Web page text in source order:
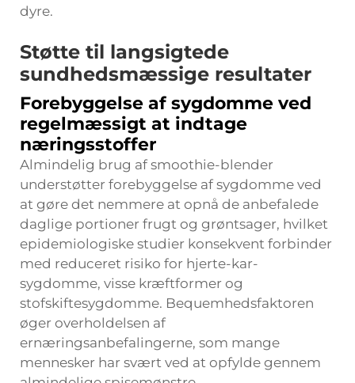
dyre.
Støtte til langsigtede
sundhedsmæssige resultater
Forebyggelse af sygdomme ved
regelmæssigt at indtage
næringsstoffer
Almindelig brug af smoothie-blender
understøtter forebyggelse af sygdomme ved
at gøre det nemmere at opnå de anbefalede
daglige portioner frugt og grøntsager, hvilket
epidemiologiske studier konsekvent forbinder
med reduceret risiko for hjerte-kar-
sygdomme, visse kræftformer og
stofskiftesygdomme. Bequemhedsfaktoren
øger overholdelsen af
ernæringsanbefalingerne, som mange
mennesker har svært ved at opfylde gennem